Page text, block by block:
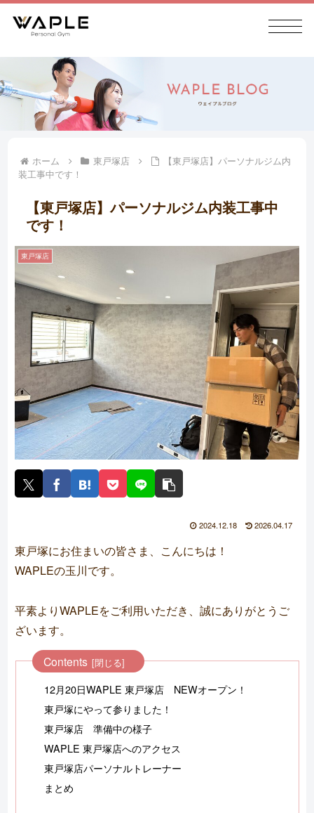
ホーム 東戸塚店
【東戸塚店】パーソナルジム内
装工事中です！
【東戸塚店】パーソナルジム内装工事中
です！
東戸塚店
2024.12.18 2026.04.17
東戸塚にお住まいの皆さま、こんにちは！
WAPLEの玉川です。
平素よりWAPLEをご利用いただき、誠にありがとうご
ざいます。
Contents
12月20日WAPLE 東戸塚店 NEWオープン！
東戸塚にやって参りました！
東戸塚店 準備中の様子
WAPLE 東戸塚店へのアクセス
東戸塚店パーソナルトレーナー
まとめ